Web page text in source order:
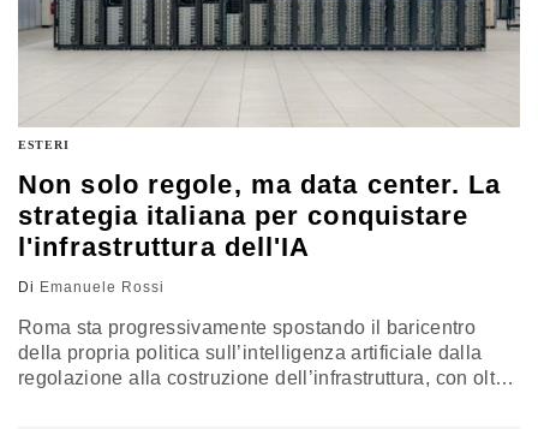
ESTERI
Non solo regole, ma data center. La
strategia italiana per conquistare
l'infrastruttura dell'IA
Di Emanuele Rossi
Roma sta progressivamente spostando il baricentro
della propria politica sull’intelligenza artificiale dalla
regolazione alla costruzione dell’infrastruttura, con oltre